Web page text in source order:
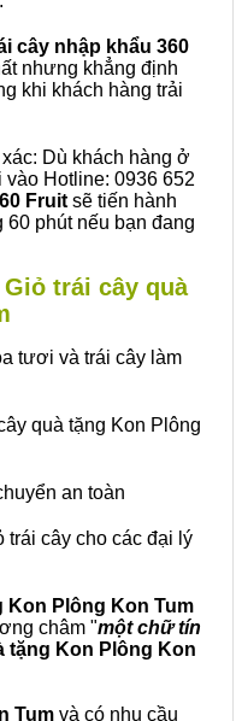
cây nhập khẩu 360
nhưng khẳng định
khi khách hàng trải
Dù khách hàng ở
vào Hotline: 0936 652
Fruit sẽ tiến hành
60 phút nếu bạn đang
trái cây quà
tươi và trái cây làm
quà tặng Kon Plông
an toàn
trái cây cho các đại lý
Kon Plông Kon Tum
châm "một chữ tín
tặng Kon Plông Kon
Tum và có nhu cầu